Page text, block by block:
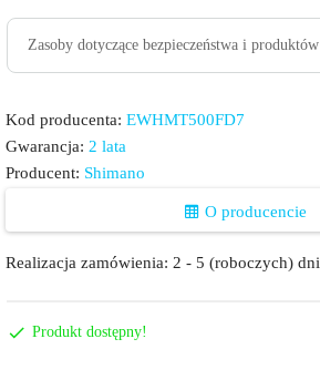
Zasoby dotyczące bezpieczeństwa i produktów
Kod producenta: EWHMT500FD7
Gwarancja: 2 lata
Producent: Shimano
O producencie
Realizacja zamówienia: 2 - 5 (roboczych) dni
Produkt dostępny!